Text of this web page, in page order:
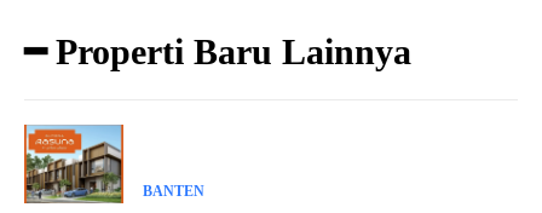
━ Properti Baru Lainnya
BANTEN